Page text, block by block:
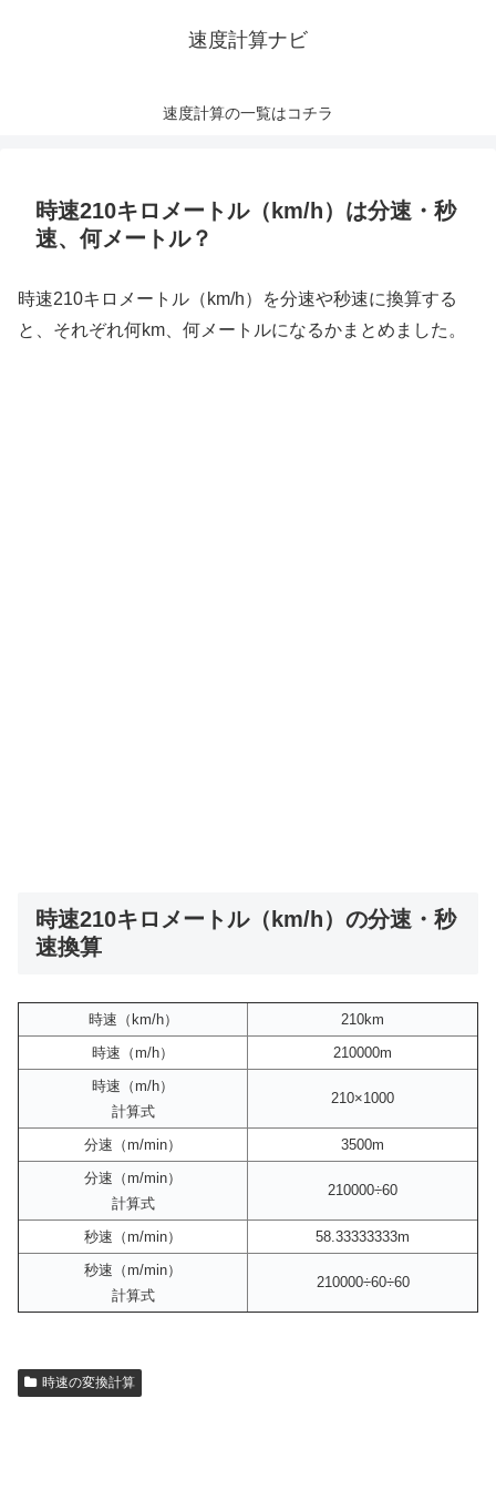
速度計算ナビ
速度計算の一覧はコチラ
時速210キロメートル（km/h）は分速・秒
速、何メートル？
時速210キロメートル（km/h）を分速や秒速に換算する
と、それぞれ何km、何メートルになるかまとめました。
時速210キロメートル（km/h）の分速・秒
速換算
時速（km/h）
210km
時速（m/h）
210000m
時速（m/h）
計算式
210×1000
分速（m/min）
3500m
分速（m/min）
計算式
210000÷60
秒速（m/min）
58.33333333m
秒速（m/min）
計算式
210000÷60÷60
時速の変換計算